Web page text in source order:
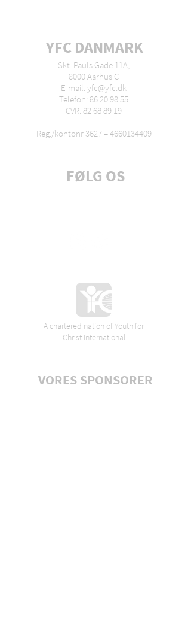
YFC DANMARK
Skt. Pauls Gade 11A,
8000 Aarhus C
E-mail: yfc@yfc.dk
Telefon: 86 20 98 55
CVR: 82 68 89 19
Reg./kontonr 3627 –4660134409
FØLG OS
A chartered nation of Youth for
Christ International
VORES SPONSORER